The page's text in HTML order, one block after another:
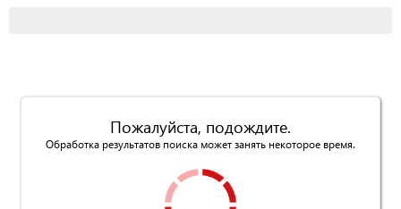
Пожалуйста, подождите.
Обработка результатов поиска может занять некоторое время.